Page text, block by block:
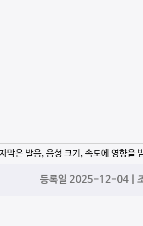
은 발음, 음성 크기, 속도에 영향을
등록일 2025-12-04 |